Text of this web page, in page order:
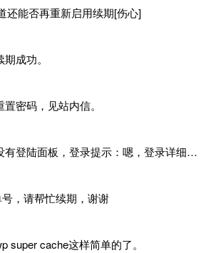
还能否再重新启用续期[伤心]
成功。
密码，见站内信。
站长，许久没有登陆面板，登录提示：嗯，登录详细信息似乎不正确。请重试。 网站还可以正常使用。如果是密码问题请帮忙重置一下密码。谢谢。订单号：97790，账号：aa20210950。 站长，提交了工单，你回复续期成功，不过我的问题是面部登陆信息有问题，一直是初始密码，现在无法登陆，有时间麻烦排查一下。
，请帮忙续期，谢谢
super cache这样简单的了。